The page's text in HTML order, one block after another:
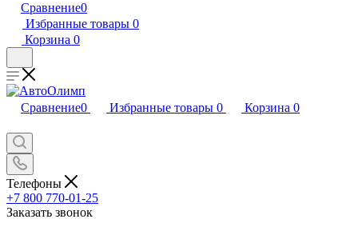
Сравнение0
Избранные товары 0
Корзина 0
Сравнение0 Избранные товары 0 Корзина 0
Телефоны
+7 800 770-01-25
Заказать звонок